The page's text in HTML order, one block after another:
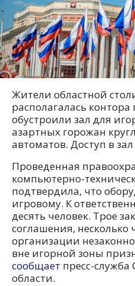
Жители областной
располагалась
обустроили зал для
азартных горожан
автоматов. Доступ в
Проведенная
компьютерно-
подтвердила, что
игровому. К
десять человек. Трое
соглашения, несколько
организации
вне игорной зоны
сообщает пресс-служба
области.